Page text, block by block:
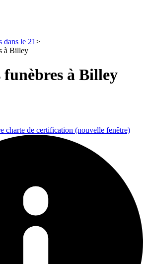
dans le 21
à Billey
funèbres à Billey
charte de certification (nouvelle fenêtre)